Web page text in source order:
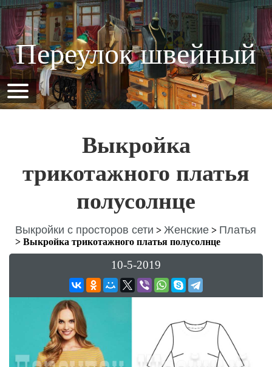
Переулок швейный
Выкройка
трикотажного платья
полусолнце
Выкройки с просторов сети > Женские > Платья
> Выкройка трикотажного платья полусолнце
10-5-2019